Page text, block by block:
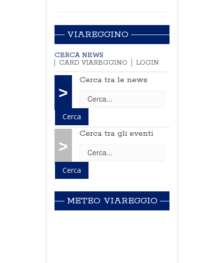
VIAREGGINO
CERCA NEWS
CARD VIAREGGINO
LOGIN
>
Cerca tra le news
>
Cerca tra gli eventi
METEO VIAREGGIO